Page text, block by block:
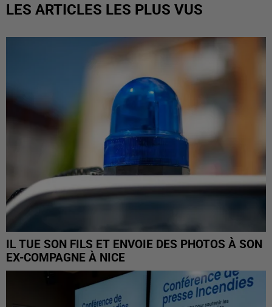
LES ARTICLES LES PLUS VUS
IL TUE SON FILS ET ENVOIE DES PHOTOS À SON
EX-COMPAGNE À NICE